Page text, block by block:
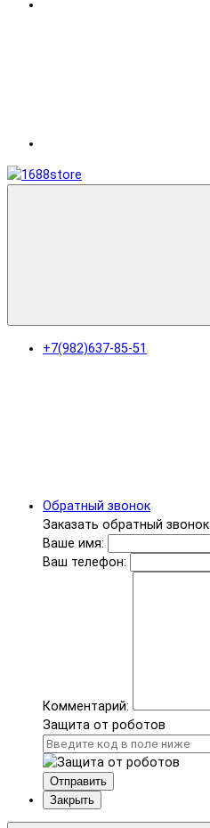
+7(982)637-85-51
Обратный звонок
Заказать обратный звонок
Ваше имя:
Ваш телефон:
Комментарий:
Защита от роботов
Отправить
Закрыть